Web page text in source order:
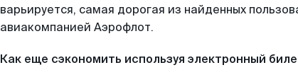
варьируется, самая дорогая из найденных
авиакомпанией Аэрофлот.
Как еще сэкономить используя электронный